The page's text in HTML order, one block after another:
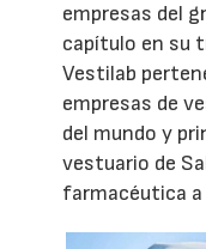
empresas del
capítulo en su
Vestilab
empresas de
del mundo y
vestuario de
farmacéutica a